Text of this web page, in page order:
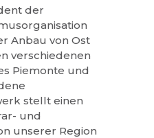
der
Anbau von Ost
verschiedenen
Piemonte und
stellt einen
und
unserer Region